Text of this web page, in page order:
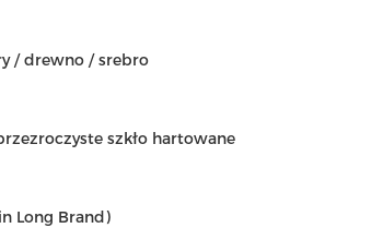
/ drewno / srebro
szkło hartowane
Long Brand)